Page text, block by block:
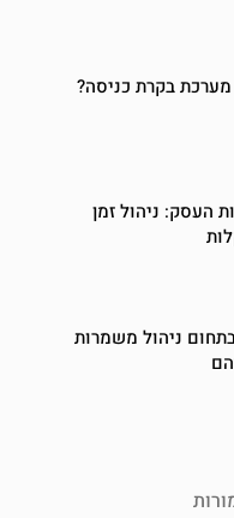
מערכת בקרת כניסה?
העסק: ניהול זמן
ניהול משמרות